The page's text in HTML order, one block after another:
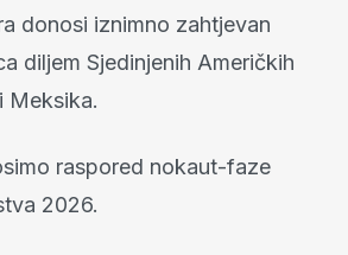
donosi iznimno zahtjevan
diljem Sjedinjenih Američkih
Meksika.
raspored nokaut-faze
2026.